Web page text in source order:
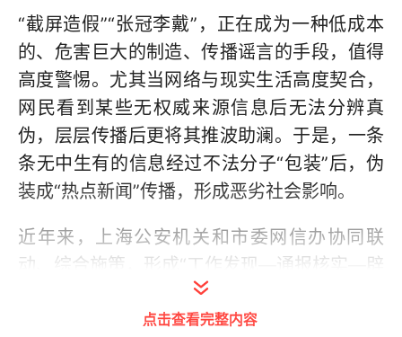
“截屏造假”“张冠李戴”，正在成为一种低成本
的、危害巨大的制造、传播谣言的手段，值得
高度警惕。尤其当网络与现实生活高度契合，
网民看到某些无权威来源信息后无法分辨真
伪，层层传播后更将其推波助澜。于是，一条
条无中生有的信息经过不法分子“包装”后，伪
装成“热点新闻”传播，形成恶劣社会影响。
近年来，上海公安机关和市委网信办协同联
动、综合施策，形成“工作发现—通报核实—辟
谣打击”的网络谣言治理闭环，累计约谈“自媒
体”账号运营主体近百个，进行公开曝光警示，
点击查看完整内容